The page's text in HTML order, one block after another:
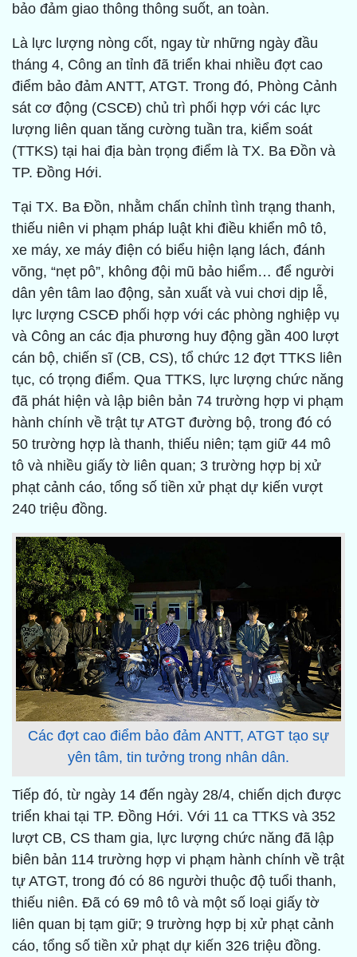
bảo đảm giao thông thông suốt, an toàn.
Là lực lượng nòng cốt, ngay từ những ngày đầu
tháng 4, Công an tỉnh đã triển khai nhiều đợt cao
điểm bảo đảm ANTT, ATGT. Trong đó, Phòng Cảnh
sát cơ động (CSCĐ) chủ trì phối hợp với các lực
lượng liên quan tăng cường tuần tra, kiểm soát
(TTKS) tại hai địa bàn trọng điểm là TX. Ba Đồn và
TP. Đồng Hới.
Tại TX. Ba Đồn, nhằm chấn chỉnh tình trạng thanh,
thiếu niên vi phạm pháp luật khi điều khiển mô tô,
xe máy, xe máy điện có biểu hiện lạng lách, đánh
võng, “nẹt pô”, không đội mũ bảo hiểm… để người
dân yên tâm lao động, sản xuất và vui chơi dịp lễ,
lực lượng CSCĐ phối hợp với các phòng nghiệp vụ
và Công an các địa phương huy động gần 400 lượt
cán bộ, chiến sĩ (CB, CS), tổ chức 12 đợt TTKS liên
tục, có trọng điểm. Qua TTKS, lực lượng chức năng
đã phát hiện và lập biên bản 74 trường hợp vi phạm
hành chính về trật tự ATGT đường bộ, trong đó có
50 trường hợp là thanh, thiếu niên; tạm giữ 44 mô
tô và nhiều giấy tờ liên quan; 3 trường hợp bị xử
phạt cảnh cáo, tổng số tiền xử phạt dự kiến vượt
240 triệu đồng.
Các đợt cao điểm bảo đảm ANTT, ATGT tạo sự
yên tâm, tin tưởng trong nhân dân.
Tiếp đó, từ ngày 14 đến ngày 28/4, chiến dịch được
triển khai tại TP. Đồng Hới. Với 11 ca TTKS và 352
lượt CB, CS tham gia, lực lượng chức năng đã lập
biên bản 114 trường hợp vi phạm hành chính về trật
tự ATGT, trong đó có 86 người thuộc độ tuổi thanh,
thiếu niên. Đã có 69 mô tô và một số loại giấy tờ
liên quan bị tạm giữ; 9 trường hợp bị xử phạt cảnh
cáo, tổng số tiền xử phạt dự kiến 326 triệu đồng.